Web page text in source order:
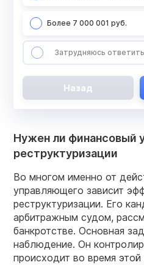
Более 7 000 001 руб.
Затрудняюсь ответить
Назад
Нужен ли финансовый
реструктуризации
Во многом именно от
управляющего зависит
реструктуризации. Его
арбитражным судом,
банкротстве. Основная
наблюдение. Он
происходит во время этой